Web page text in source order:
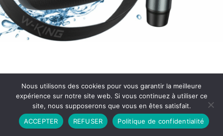
Partenariat Contact
Politique de Confidentialité
CGU
Copyright © 2026 - Propulsé par DIEUDUDIABLE
Nous utilisons des cookies pour vous garantir la meilleure
expérience sur notre site web. Si vous continuez à utiliser ce
site, nous supposerons que vous en êtes satisfait.
ACCEPTER
REFUSER Politique de confidentialité